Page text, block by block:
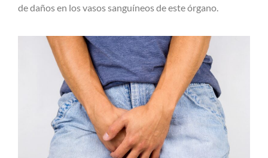
de daños en los vasos sanguíneos de este órgano.